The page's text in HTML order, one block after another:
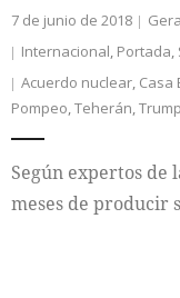
Colaboradores
Internacional
Cultura
7 de junio de 2018
Internacional, Portada,
Acuerdo nuclear, Casa
Pompeo,Teherán,Trump
Según expertos de
meses de producir